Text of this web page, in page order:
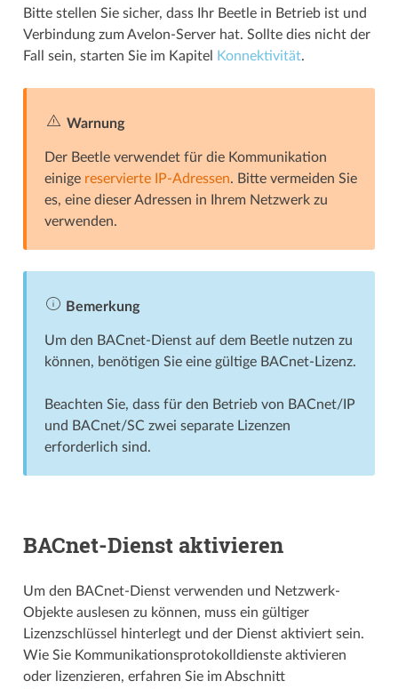
Bitte stellen Sie sicher, dass Ihr Beetle in Betrieb ist und
Verbindung zum Avelon-Server hat. Sollte dies nicht der
Fall sein, starten Sie im Kapitel
Konnektivität.
Warnung
Der Beetle verwendet für die Kommunikation
einige reservierte IP-Adressen. Bitte vermeiden Sie
es, eine dieser Adressen in Ihrem Netzwerk zu
verwenden.
Bemerkung
Um den BACnet-Dienst auf dem Beetle nutzen zu
können, benötigen Sie eine gültige BACnet-Lizenz.
Beachten Sie, dass für den Betrieb von BACnet/IP
und BACnet/SC zwei separate Lizenzen
erforderlich sind.
BACnet-Dienst aktivieren
Um den BACnet-Dienst verwenden und Netzwerk-
Objekte auslesen zu können, muss ein gültiger
Lizenzschlüssel hinterlegt und der Dienst aktiviert sein.
Wie Sie Kommunikations­­protokoll­­dienste aktivieren
oder lizenzieren, erfahren Sie im Abschnitt